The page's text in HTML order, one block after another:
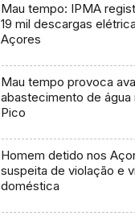
Mau tempo: IPMA
19 mil descargas
Açores
Mau tempo provoca
abastecimento de água
Pico
Homem detido nos
suspeita de violação e
doméstica